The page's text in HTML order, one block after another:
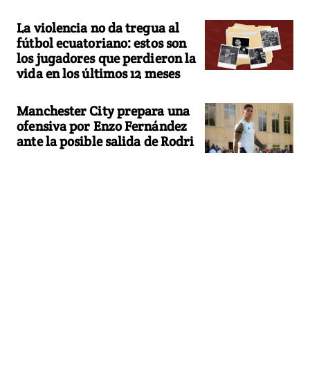
La violencia no da tregua al
fútbol ecuatoriano: estos son
los jugadores que perdieron la
vida en los últimos 12 meses
Manchester City prepara una
ofensiva por Enzo Fernández
ante la posible salida de Rodri